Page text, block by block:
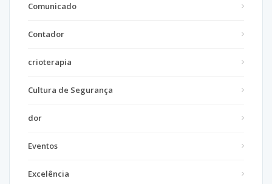
Comunicado
Contador
crioterapia
Cultura de Segurança
dor
Eventos
Excelência